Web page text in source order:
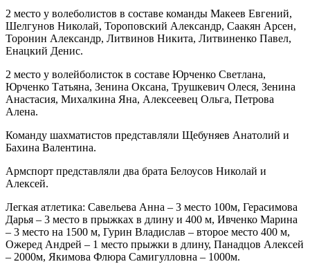
2 место у волеболистов в составе команды Макеев Евгений,
Шелгунов Николай, Тороповский Александр, Саакян Арсен,
Торонин Александр, Литвинов Никита, Литвиненко Павел,
Енацкий Денис.
2 место у волейболисток в составе Юрченко Светлана,
Юрченко Татьяна, Зенина Оксана, Трушкевич Олеся, Зенина
Анастасия, Михалкина Яна, Алексеевец Ольга, Петрова
Алена.
Команду шахматистов представляли Щебуняев Анатолий и
Бахина Валентина.
Армспорт представляли два брата Белоусов Николай и
Алексей.
Легкая атлетика: Савельева Анна – 3 место 100м, Герасимова
Дарья – 3 место в прыжках в длину и 400 м, Ивченко Марина
– 3 место на 1500 м, Гурин Владислав – второе место 400 м,
Ожеред Андрей – 1 место прыжки в длину, Панадцов Алексей
– 2000м, Якимова Флюра Самигулловна – 1000м.